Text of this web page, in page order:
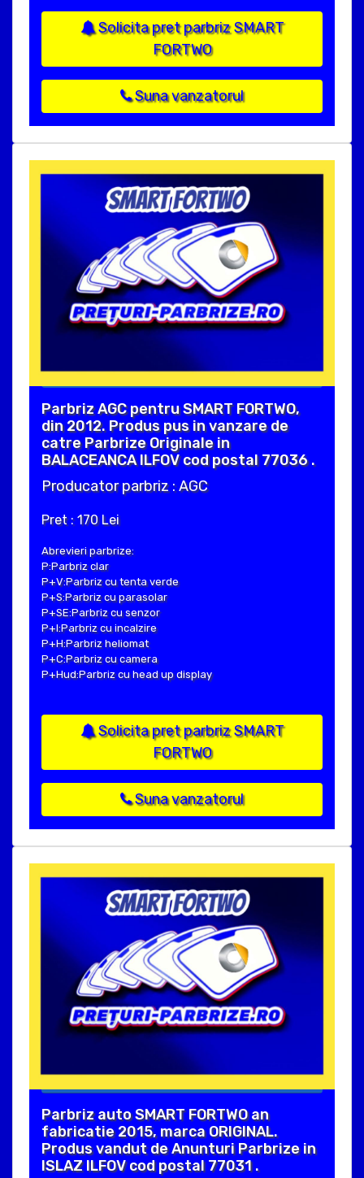
Solicita pret parbriz SMART
FORTWO
Suna vanzatorul
Parbriz AGC pentru SMART FORTWO,
din 2012. Produs pus in vanzare de
catre Parbrize Originale in
BALACEANCA ILFOV cod postal 77036 .
Producator parbriz : AGC
Pret : 170 Lei
Abrevieri parbrize:
P:Parbriz clar
P+V:Parbriz cu tenta verde
P+S:Parbriz cu parasolar
P+SE:Parbriz cu senzor
P+I:Parbriz cu incalzire
P+H:Parbriz heliomat
P+C:Parbriz cu camera
P+Hud:Parbriz cu head up display
Solicita pret parbriz SMART
FORTWO
Suna vanzatorul
Parbriz auto SMART FORTWO an
fabricatie 2015, marca ORIGINAL.
Produs vandut de Anunturi Parbrize in
ISLAZ ILFOV cod postal 77031 .